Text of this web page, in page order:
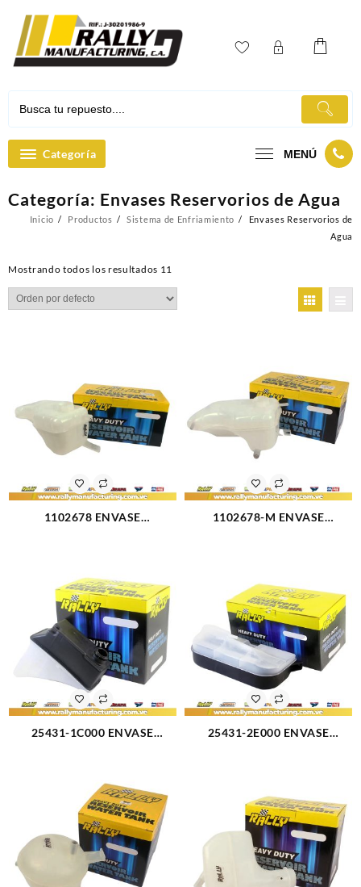
contenido
Categoría MENÚ
Categoría: Envases Reservorios de Agua
Inicio Productos Sistema de Enfriamiento
Envases Reservorios de
Agua
Mostrando todos los resultados 11
1102678 ENVASE
1102678-M ENVASE
25431-1C000 ENVASE
25431-2E000 ENVASE